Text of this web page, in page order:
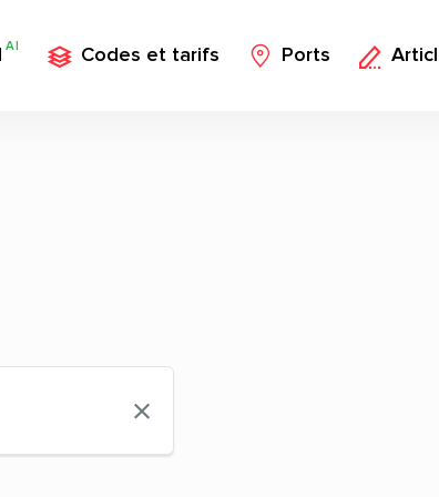
AI Codes et tarifs Ports